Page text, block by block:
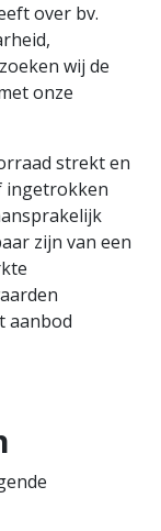
over bv.
wij de
onze
strekt en
ingetrokken
zijn van een
aanbod